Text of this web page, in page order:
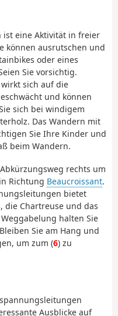
ist eine Aktivität in freier
können ausrutschen und
oder eines
Sie vorsichtig.
sich auf die
und können
sich bei windigem
Das Wandern mit
Sie Ihre Kinder und
beim Wandern.
rechts um
Richtung Beaucroissant.
bietet
die Chartreuse und das
halten Sie
Sie am Hang und
um zum (6) zu
Ausblicke auf